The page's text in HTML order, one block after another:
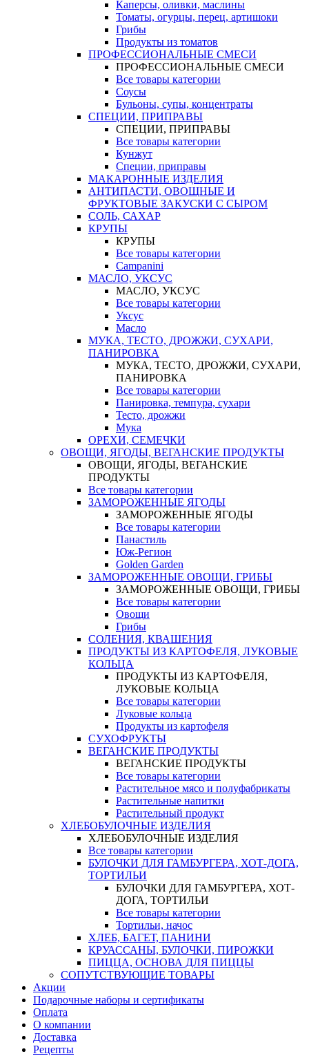
Каперсы, оливки, маслины
Томаты, огурцы, перец, артишоки
Грибы
Продукты из томатов
ПРОФЕССИОНАЛЬНЫЕ СМЕСИ
ПРОФЕССИОНАЛЬНЫЕ СМЕСИ
Все товары категории
Соусы
Бульоны, супы, концентраты
СПЕЦИИ, ПРИПРАВЫ
СПЕЦИИ, ПРИПРАВЫ
Все товары категории
Кунжут
Специи, приправы
МАКАРОННЫЕ ИЗДЕЛИЯ
АНТИПАСТИ, ОВОЩНЫЕ И
ФРУКТОВЫЕ ЗАКУСКИ С СЫРОМ
СОЛЬ, САХАР
КРУПЫ
КРУПЫ
Все товары категории
Campanini
МАСЛО, УКСУС
МАСЛО, УКСУС
Все товары категории
Уксус
Масло
МУКА, ТЕСТО, ДРОЖЖИ, СУХАРИ,
ПАНИРОВКА
МУКА, ТЕСТО, ДРОЖЖИ, СУХАРИ,
ПАНИРОВКА
Все товары категории
Панировка, темпура, сухари
Тесто, дрожжи
Мука
ОРЕХИ, СЕМЕЧКИ
ОВОЩИ, ЯГОДЫ, ВЕГАНСКИЕ ПРОДУКТЫ
ОВОЩИ, ЯГОДЫ, ВЕГАНСКИЕ
ПРОДУКТЫ
Все товары категории
ЗАМОРОЖЕННЫЕ ЯГОДЫ
ЗАМОРОЖЕННЫЕ ЯГОДЫ
Все товары категории
Панастиль
Юж-Регион
Golden Garden
ЗАМОРОЖЕННЫЕ ОВОЩИ, ГРИБЫ
ЗАМОРОЖЕННЫЕ ОВОЩИ, ГРИБЫ
Все товары категории
Овощи
Грибы
СОЛЕНИЯ, КВАШЕНИЯ
ПРОДУКТЫ ИЗ КАРТОФЕЛЯ, ЛУКОВЫЕ
КОЛЬЦА
ПРОДУКТЫ ИЗ КАРТОФЕЛЯ,
ЛУКОВЫЕ КОЛЬЦА
Все товары категории
Луковые кольца
Продукты из картофеля
СУХОФРУКТЫ
ВЕГАНСКИЕ ПРОДУКТЫ
ВЕГАНСКИЕ ПРОДУКТЫ
Все товары категории
Растительное мясо и полуфабрикаты
Растительные напитки
Растительный продукт
ХЛЕБОБУЛОЧНЫЕ ИЗДЕЛИЯ
ХЛЕБОБУЛОЧНЫЕ ИЗДЕЛИЯ
Все товары категории
БУЛОЧКИ ДЛЯ ГАМБУРГЕРА, ХОТ-ДОГА,
ТОРТИЛЬИ
БУЛОЧКИ ДЛЯ ГАМБУРГЕРА, ХОТ-
ДОГА, ТОРТИЛЬИ
Все товары категории
Тортильи, начос
ХЛЕБ, БАГЕТ, ПАНИНИ
КРУАССАНЫ, БУЛОЧКИ, ПИРОЖКИ
ПИЦЦА, ОСНОВА ДЛЯ ПИЦЦЫ
СОПУТСТВУЮЩИЕ ТОВАРЫ
Акции
Подарочные наборы и сертификаты
Оплата
О компании
Доставка
Рецепты